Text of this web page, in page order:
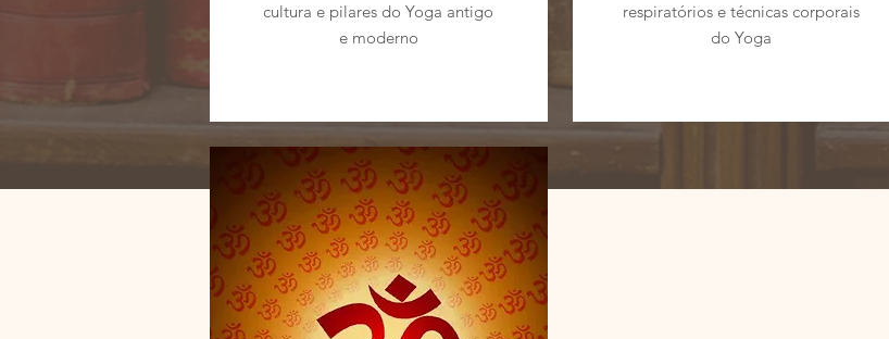
cultura e pilares do Yoga antigo
e moderno
respiratórios e técnicas corporais
do Yoga